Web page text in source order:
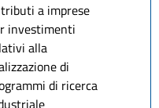
a imprese
investimenti
alla
di
di ricerca